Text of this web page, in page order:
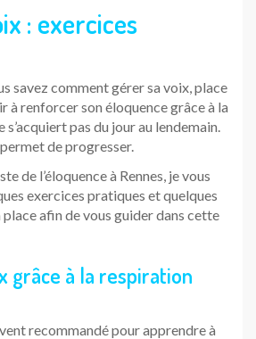
: exercices
savez comment gérer sa voix, place
à renforcer son éloquence grâce à la
pas du jour au lendemain.
de progresser.
de l’éloquence à Rennes, je vous
exercices pratiques et quelques
afin de vous guider dans cette
grâce à la respiration
recommandé pour apprendre à